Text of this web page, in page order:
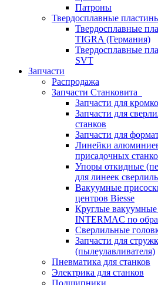
Патроны
Твердосплавные
Твердосплавные
TIGRA (Германия)
Твердосплавные
SVT
Запчасти
Распродажа
Запчасти Станковита
Запчасти для
Запчасти для
станков
Запчасти для
Линейки
присадочных
Упоры откидные
для линеек
Вакуумные
центров Biesse
Круглые вакуумные
INTERMAC по
Сверлильные
Запчасти для
(пылеулавливателя)
Пневматика для станков
Электрика для станков
Подшипники